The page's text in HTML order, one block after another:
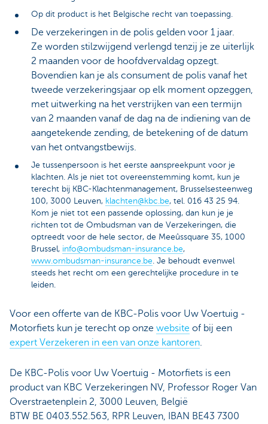
Op dit product is het Belgische recht van toepassing.
De verzekeringen in de polis gelden voor 1 jaar.
Ze worden stilzwijgend verlengd tenzij je ze uiterlijk
2 maanden voor de hoofdvervaldag opzegt.
Bovendien kan je als consument de polis vanaf het
tweede verzekeringsjaar op elk moment opzeggen,
met uitwerking na het verstrijken van een termijn
van 2 maanden vanaf de dag na de indiening van de
aangetekende zending, de betekening of de datum
van het ontvangstbewijs.
Je tussenpersoon is het eerste aanspreekpunt voor je
klachten. Als je niet tot overeenstemming komt, kun je
terecht bij KBC-Klachtenmanagement, Brusselsesteenweg
100, 3000 Leuven, klachten@kbc.be, tel. 016 43 25 94.
Kom je niet tot een passende oplossing, dan kun je je
richten tot de Ombudsman van de Verzekeringen, die
optreedt voor de hele sector, de Meeûssquare 35, 1000
Brussel, info@ombudsman-insurance.be,
www.ombudsman-insurance.be . Je behoudt evenwel
steeds het recht om een gerechtelijke procedure in te
leiden.
Voor een offerte van de KBC-Polis voor Uw Voertuig -
Motorfiets kun je terecht op onze website of bij een
expert Verzekeren in een van onze kantoren.
De KBC-Polis voor Uw Voertuig - Motorfiets is een
product van KBC Verzekeringen NV, Professor Roger Van
Overstraetenplein 2, 3000 Leuven, België
BTW BE 0403.552.563, RPR Leuven, IBAN BE43 7300